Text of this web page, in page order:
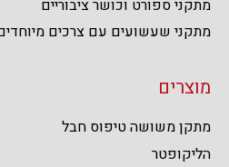
מתקני ספורט וכושר ציבוריים
מתקני שעשועים עם צרכים מיוחדים
מוצרים
מתקן משושה טיפוס חבל
הליקופטר